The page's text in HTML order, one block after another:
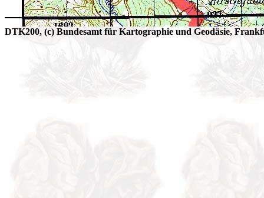
DTK200, (c) Bundesamt für Kartographie und Geodäsie,